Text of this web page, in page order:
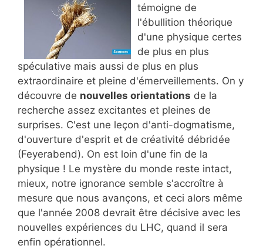
témoigne de
l'ébullition théorique
d'une physique certes
de plus en plus
spéculative mais aussi de plus en plus
extraordinaire et pleine d'émerveillements. On y
découvre de nouvelles orientations de la
recherche assez excitantes et pleines de
surprises. C'est une leçon d'anti-dogmatisme,
d'ouverture d'esprit et de créativité débridée
(Feyerabend). On est loin d'une fin de la
physique ! Le mystère du monde reste intact,
mieux, notre ignorance semble s'accroître à
mesure que nous avançons, et ceci alors même
que l'année 2008 devrait être décisive avec les
nouvelles expériences du LHC, quand il sera
enfin opérationnel.